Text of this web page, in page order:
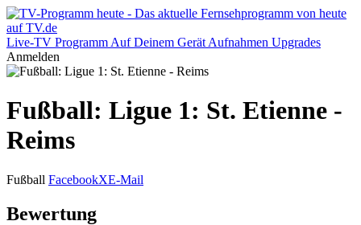
Live-TV Programm Auf Deinem Gerät Aufnahmen Upgrades
Anmelden
Fußball: Ligue 1: St. Etienne -
Reims
Fußball FacebookXE-Mail
Bewertung